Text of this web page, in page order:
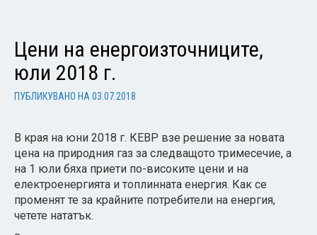
Цени на енергоизточниците,
юли 2018 г.
ПУБЛИКУВАНО НА 03.07.2018
В края на юни 2018 г. КЕВР взе решение за новата
цена на природния газ за следващото тримесечие, а
на 1 юли бяха приети по-високите цени и на
електроенергията и топлинната енергия. Как се
променят те за крайните потребители на енергия,
четете нататък.